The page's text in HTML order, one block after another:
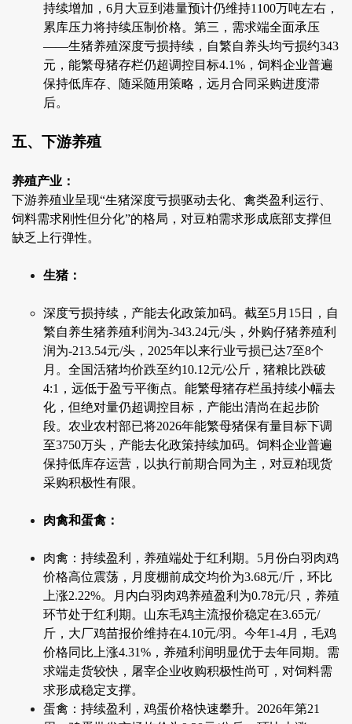
持续增加，6月大豆到港量预计仍维持1100万吨左右，
累库压力将持续压制价格。第三，需求端全面承压
——生猪养殖深度亏损持续，自繁自养头均亏损约343
元，能繁母猪存栏仍超调控目标4.1%，饲料企业普遍
保持低库存、随采随用策略，远月合同采购进度滞
后。
五、下游养殖
养殖产业：
下游养殖业呈现“生猪深度亏损驱动去化、禽类盈利运行、
饲料需求刚性但分化”的格局，对豆粕需求形成底部支撑但
缺乏上行弹性。
生猪：
深度亏损持续，产能去化政策加码。截至5月15日，自
繁自养生猪养殖利润为-343.24元/头，外购仔猪养殖利
润为-213.54元/头，2025年以来行业亏损已达7至8个
月。全国活猪均价跌至约10.12元/公斤，猪粮比跌破
4:1，远低于盈亏平衡点。能繁母猪存栏虽持续小幅去
化，但绝对量仍超调控目标，产能出清尚在起步阶
段。农业农村部已将2026年能繁母猪保有量目标下调
至3750万头，产能去化政策持续加码。饲料企业普遍
保持低库存运营，以执行前期合同为主，对豆粕现货
采购积极性有限。
肉禽和蛋禽：
肉禽：持续盈利，养殖端处于红利期。5月份白羽肉鸡
价格高位震荡，月度棚前成交均价为3.68元/斤，环比
上涨2.22%。月内白羽肉鸡养殖盈利为0.78元/只，养殖
环节处于红利期。山东毛鸡主流报价稳定在3.65元/
斤，大厂鸡苗报价维持在4.10元/羽。今年1-4月，毛鸡
价格同比上涨4.31%，养殖利润明显优于去年同期。需
求端走货较快，屠宰企业收购积极性尚可，对饲料需
求形成稳定支撑。
蛋禽：持续盈利，鸡蛋价格快速攀升。2026年第21